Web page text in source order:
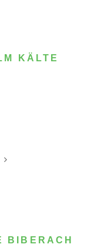
KÄLTE
BIBERACH